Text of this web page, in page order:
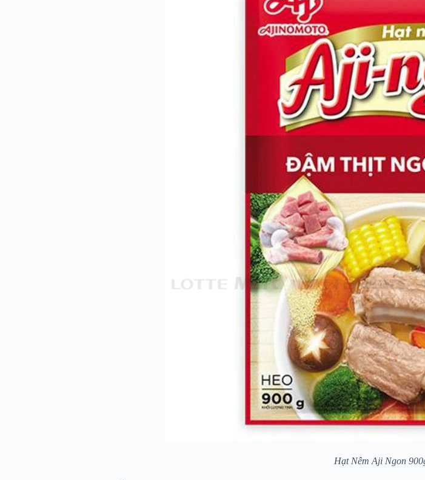
Hạt Nêm Aji Ngon